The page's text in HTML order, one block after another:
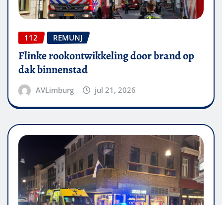
112 REMUNJ
Flinke rookontwikkeling door brand op
dak binnenstad
AVLimburg jul 21, 2026